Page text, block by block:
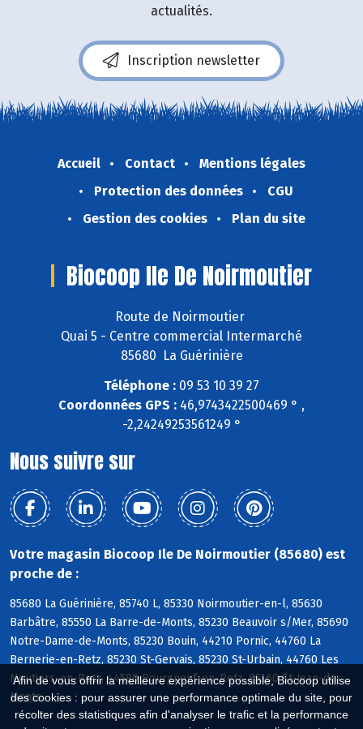
Afin de vous offrir la meilleure expérience possible, Biocoop utilise
des cookies : pour assurer une performance optimale du site, pour
récolter des statistiques afin d'analyser le trafic et la performance
actualités.
Inscription newsletter
Accueil Contact
Mentions légales
Protection des données
CGU
Gestion des cookies
Plan du site
Biocoop Ile De Noirmoutier
Route de Noirmoutier
Quai 5 - Centre commercial Intermarché
85680 La Guérinière
Téléphone : 09 53 10 39 27
Coordonnées GPS : 46,9743422500469 ° ,
-2,24249253561249 °
Nous suivre sur
Votre magasin Biocoop Ile De Noirmoutier (85680) est
proche de :
85680 La Guérinière, 85740 L, 85330 Noirmoutier-en-l, 85630
Barbâtre, 85550 La Barre-de-Monts, 85230 Beauvoir s/Mer, 85690
Notre-Dame-de-Monts, 85230 Bouin, 44210 Pornic, 44760 La
Bernerie-en-Retz, 85230 St-Gervais, 85230 St-Urbain, 44760 Les
Moutiers-en-Retz, 44580 Bourgneuf-en-Retz, 85160 St-Jean-de-
Monts